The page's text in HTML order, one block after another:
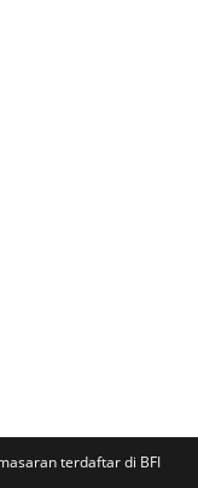
terdaftar di BFI